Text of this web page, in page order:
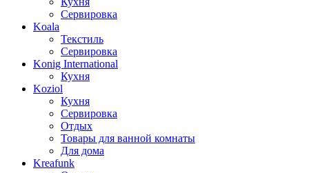
Сервировка
Koala
Текстиль
Сервировка
Konig International
Кухня
Koziol
Кухня
Сервировка
Отдых
Товары для ванной комнаты
Для дома
Kreafunk